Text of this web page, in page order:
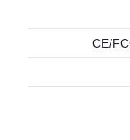
CE/